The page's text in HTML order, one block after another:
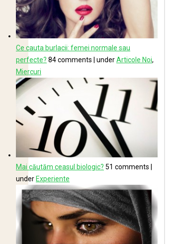
Ce cauta burlacii: femei normale sau
perfecte? 84 comments | underArticole Noi,
Miercuri
Mai căutăm ceasul biologic? 51 comments
under Experiente